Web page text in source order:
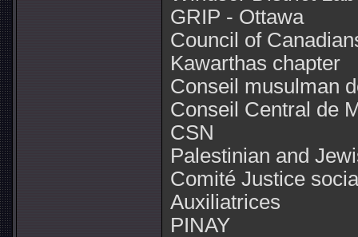
GRIP - Ottawa
Council of
Kawarthas chapter
Conseil musulman
Conseil Central de
CSN
Palestinian and
Comité Justice
Auxiliatrices
PINAY